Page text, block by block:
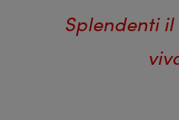
Splendenti